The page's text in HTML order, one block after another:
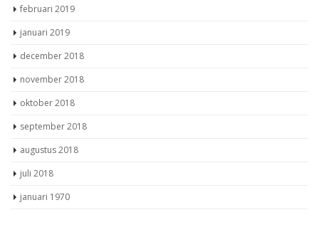
februari 2019
januari 2019
december 2018
november 2018
oktober 2018
september 2018
augustus 2018
juli 2018
januari 1970